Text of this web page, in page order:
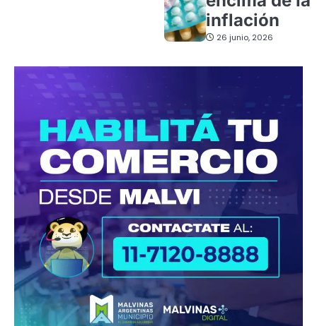
inflación
26 junio, 2026